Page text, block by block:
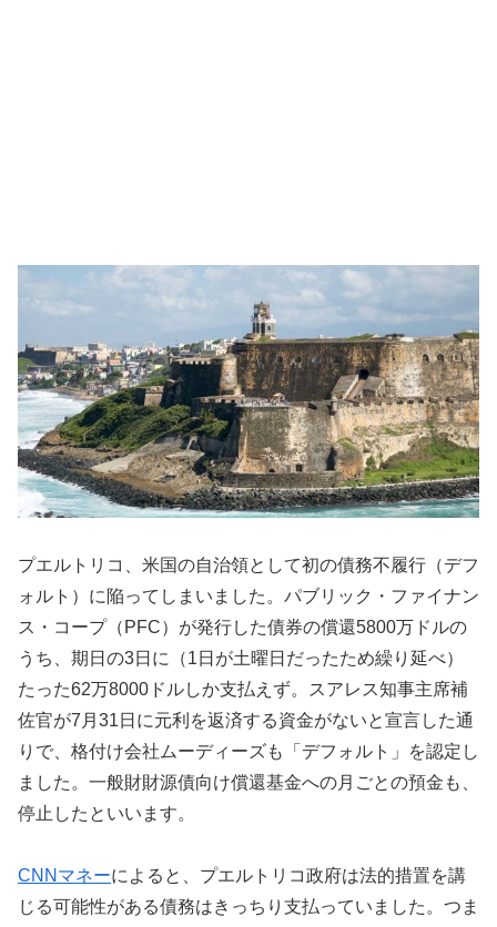
プエルトリコ、米国の自治領として初の債務不履行（デフ
ォルト）に陥ってしまいました。パブリック・ファイナン
ス・コープ（PFC）が発行した債券の償還5800万ドルの
うち、期日の3日に（1日が土曜日だったため繰り延べ）
たった62万8000ドルしか支払えず。スアレス知事主席補
佐官が7月31日に元利を返済する資金がないと宣言した通
りで、格付け会社ムーディーズも「デフォルト」を認定し
ました。一般財財源債向け償還基金への月ごとの預金も、
停止したといいます。
CNNマネーによると、プエルトリコ政府は法的措置を講
じる可能性がある債務はきっちり支払っていました。つま